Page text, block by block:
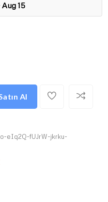
Aug 15
Al
eIq2Q-fUJrW-jkrku-